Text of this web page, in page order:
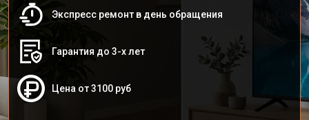
Экспресс ремонт в день обращения
Гарантия до 3-х лет
Цена от 3100 руб